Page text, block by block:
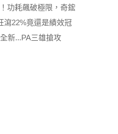
功耗飆破極限，奇鋐
瀉22%竟還是績效冠
新...PA三雄搶攻